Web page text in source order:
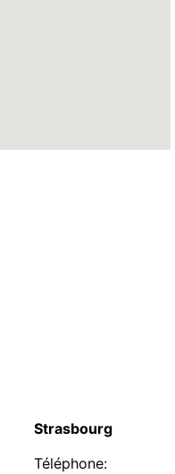
Strasbourg
Téléphone: